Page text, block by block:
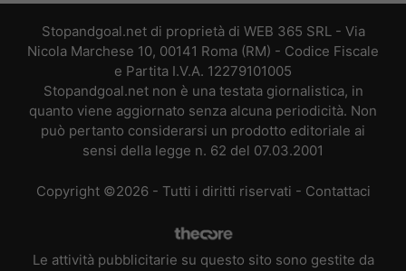
Stopandgoal.net di proprietà di WEB 365 SRL - Via
Nicola Marchese 10, 00141 Roma (RM) - Codice Fiscale
e Partita I.V.A. 12279101005
Stopandgoal.net non è una testata giornalistica, in
quanto viene aggiornato senza alcuna periodicità. Non
può pertanto considerarsi un prodotto editoriale ai
sensi della legge n. 62 del 07.03.2001
Copyright ©2026 - Tutti i diritti riservati - Contattaci
Le attività pubblicitarie su questo sito sono gestite da